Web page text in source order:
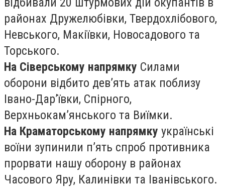
районах Дружелюбівки, Твердохлібового,
Невського, Макіївки, Новосадового та
Торського.
На Сіверському напрямку Силами
оборони відбито дев’ять атак поблизу
Івано-Дар’ївки, Спірного,
Верхньокам’янського та Виїмки.
На Краматорському напрямку українські
воїни зупинили п’ять спроб противника
прорвати нашу оборону в районах
Часового Яру, Калинівки та Іванівського.